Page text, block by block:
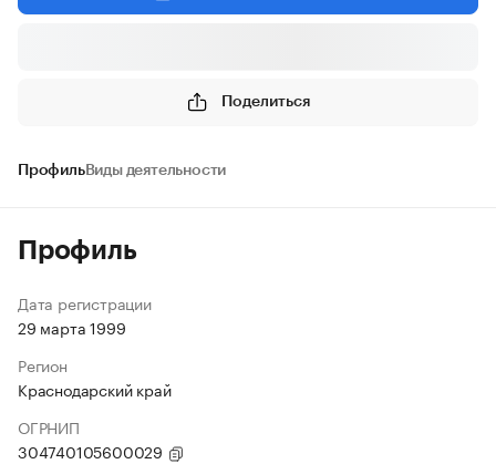
Поделиться
ПрофильВиды деятельности
Профиль
Дата регистрации
29 марта 1999
Регион
Краснодарский край
ОГРНИП
304740105600029